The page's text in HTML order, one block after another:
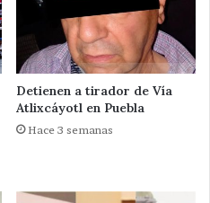
Detienen a tirador de Vía
Atlixcáyotl en Puebla
Hace 3 semanas